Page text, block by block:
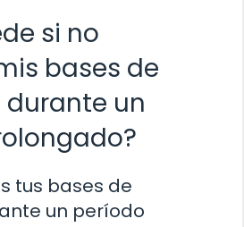
si no
bases de
un
tus bases de
un período